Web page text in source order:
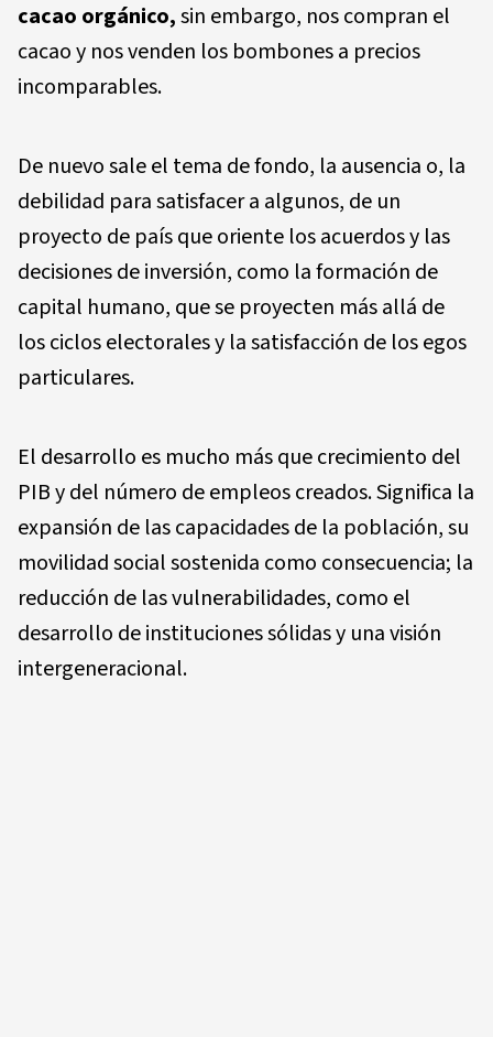
cacao orgánico,sin embargo, nos compran el
cacao y nos venden los bombones a precios
incomparables.
De nuevo sale el tema de fondo, la ausencia o, la
debilidad para satisfacer a algunos, de un
proyecto de país que oriente los acuerdos y las
decisiones de inversión, como la formación de
capital humano, que se proyecten más allá de
los ciclos electorales y la satisfacción de los egos
particulares.
El desarrollo es mucho más que crecimiento del
PIB y del número de empleos creados. Significa la
expansión de las capacidades de la población, su
movilidad social sostenida como consecuencia; la
reducción de las vulnerabilidades, como el
desarrollo de instituciones sólidas y una visión
intergeneracional.